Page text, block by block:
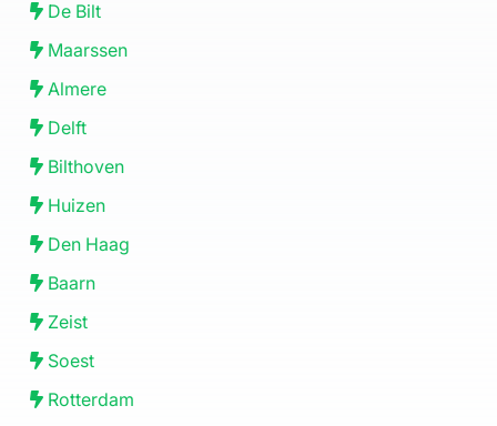
De Bilt
Maarssen
Almere
Delft
Bilthoven
Huizen
Den Haag
Baarn
Zeist
Soest
Rotterdam